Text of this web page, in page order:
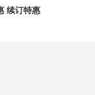
续订特惠